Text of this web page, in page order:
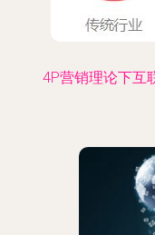
4P营销理论下互